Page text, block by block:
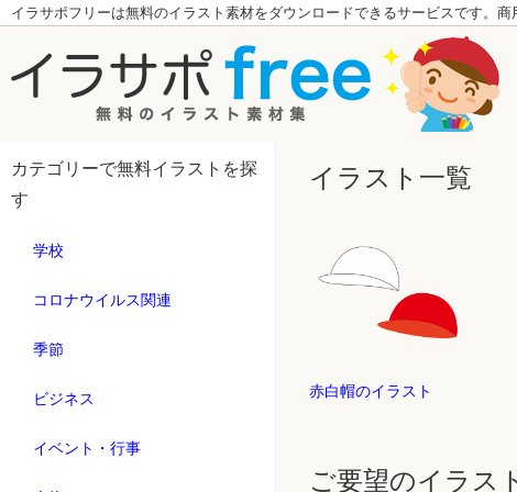
イラサポフリーは無料のイラスト素材をダウンロードできるサービスです。
カテゴリーで無料イラストを探
す
学校
コロナウイルス関連
季節
ビジネス
イベント・行事
イラスト一覧
赤白帽のイラスト
ご要望のイラス